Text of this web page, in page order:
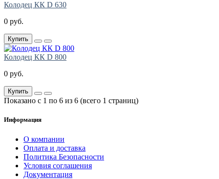
Колодец КК D 630
0 руб.
Купить
Колодец КК D 800
0 руб.
Купить
Показано с 1 по 6 из 6 (всего 1 страниц)
Информация
О компании
Оплата и доставка
Политика Безопасности
Условия соглашения
Документация